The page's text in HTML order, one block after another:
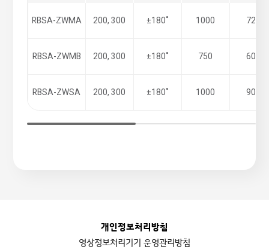
RBSA-ZWMA 200, 300 ±180˚ 1000 720
RBSA-ZWMB 200, 300 ±180˚ 750 600
RBSA-ZWSA 200, 300 ±180˚ 1000 900
개인정보처리방침
영상정보처리기기 운영관리방침